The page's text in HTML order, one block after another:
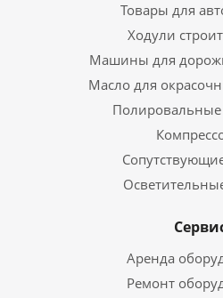
Товары для
Ходули
Машины для
Масло для
Аренда
Ремонт